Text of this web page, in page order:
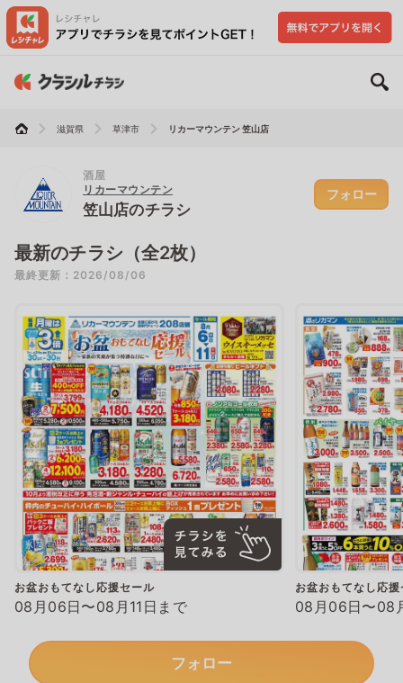
滋賀県 草津市 リカーマウンテン 笠山店
酒屋
リカーマウンテン
笠山店のチラシ
フォロー
最新のチラシ（全2枚）
最終更新：2026/08/06
お盆おもてなし応援セール
08月06日〜08月11日まで
お盆おもてなし応
08月06日〜08
フォロー